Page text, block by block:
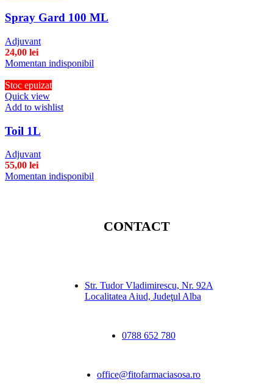
Spray Gard 100 ML
Adjuvant
24,00 lei
Momentan indisponibil
Stoc epuizat
Quick view
Add to wishlist
Toil 1L
Adjuvant
55,00 lei
Momentan indisponibil
CONTACT
Str. Tudor Vladimirescu, Nr. 92A
Localitatea Aiud, Judeţul Alba
0788 652 780
office@fitofarmaciasosa.ro